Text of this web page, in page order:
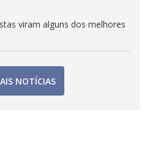
viram alguns dos melhores
NOTÍCIAS